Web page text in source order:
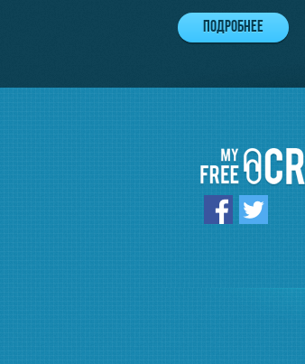
Подробнее